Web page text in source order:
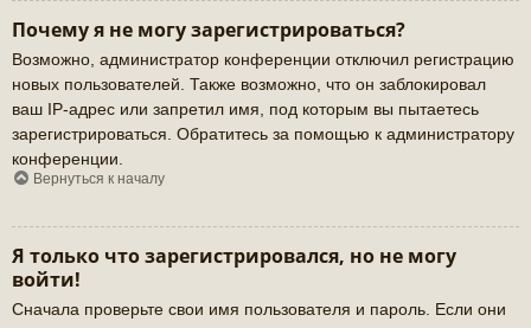
Почему я не могу зарегистрироваться?
Возможно, администратор конференции отключил регистрацию
новых пользователей. Также возможно, что он заблокировал
ваш IP-адрес или запретил имя, под которым вы пытаетесь
зарегистрироваться. Обратитесь за помощью к администратору
конференции.
Вернуться к началу
Я только что зарегистрировался, но не могу
войти!
Сначала проверьте свои имя пользователя и пароль. Если они